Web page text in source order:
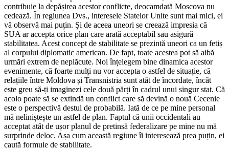
contribuie la depășirea acestor conflicte, deocamdată Moscova nu
cedează. În regiunea Dvs., interesele Statelor Unite sunt mai mici, ei
vă observă mai puțin. Și de aceea uneori se creează impresia că
SUA ar accepta orice plan care arată acceptabil sau asigură
stabilitatea. Acest concept de stabilitate se prezintă uneori ca un fetiș
al corpului diplomatic american. De fapt, toate acestea pot să aibă
urmări extrem de neplăcute. Noi înțelegem bine dinamica acestor
evenimente, că foarte mulți nu vor accepta o astfel de situație, că
relațiile între Moldova și Transnistria sunt atât de încordate, încât
este greu să-ți imaginezi cele două părți în cadrul unui singur stat. Că
acolo poate să se extindă un conflict care să devină o nouă Cecenie
este o perspectivă destul de probabilă. Iată de ce pe mine personal
mă neliniștește un astfel de plan. Faptul că unii occidentali au
acceptat atât de ușor planul de pretinsă federalizare pe mine nu mă
surprinde deloc. Așa cum această regiune îi interesează prea puțin, ei
caută formule de stabilitate.